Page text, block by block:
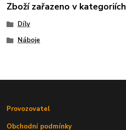
Zboží zařazeno v kategoriích
Díly
Náboje
Provozovatel
Obchodní podmínky